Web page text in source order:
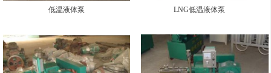
低温液体泵 LNG低温液体泵